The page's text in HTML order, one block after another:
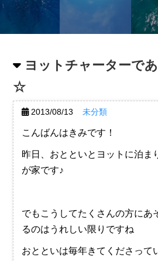
ヨットチャーターで
☆
2013/08/13 未分類
こんばんはきみです！
昨日、おとといとヨットに泊ま
が家です♪
でもこうしてたくさんの方にあ
るのはうれしい限りですね
おとといは毎年きてくださって